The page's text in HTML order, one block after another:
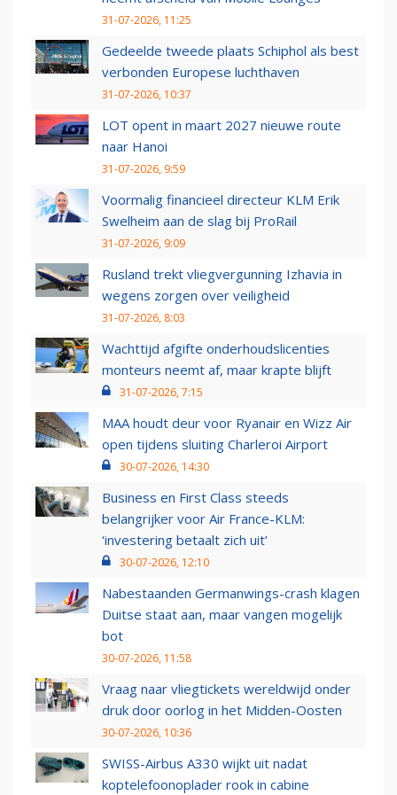
31-07-2026, 11:25
Gedeelde tweede plaats Schiphol als best
verbonden Europese luchthaven
31-07-2026, 10:37
LOT opent in maart 2027 nieuwe route
naar Hanoi
31-07-2026, 9:59
Voormalig financieel directeur KLM Erik
Swelheim aan de slag bij ProRail
31-07-2026, 9:09
Rusland trekt vliegvergunning Izhavia in
wegens zorgen over veiligheid
31-07-2026, 8:03
Wachttijd afgifte onderhoudslicenties
monteurs neemt af, maar krapte blijft
31-07-2026, 7:15
MAA houdt deur voor Ryanair en Wizz Air
open tijdens sluiting Charleroi Airport
30-07-2026, 14:30
Business en First Class steeds
belangrijker voor Air France-KLM:
‘investering betaalt zich uit’
30-07-2026, 12:10
Nabestaanden Germanwings-crash klagen
Duitse staat aan, maar vangen mogelijk
bot
30-07-2026, 11:58
Vraag naar vliegtickets wereldwijd onder
druk door oorlog in het Midden-Oosten
30-07-2026, 10:36
SWISS-Airbus A330 wijkt uit nadat
koptelefoonoplader rook in cabine